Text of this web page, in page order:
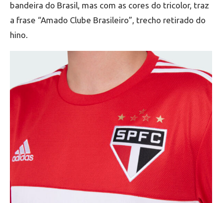
bandeira do Brasil, mas com as cores do tricolor, traz
a frase “Amado Clube Brasileiro”, trecho retirado do
hino.